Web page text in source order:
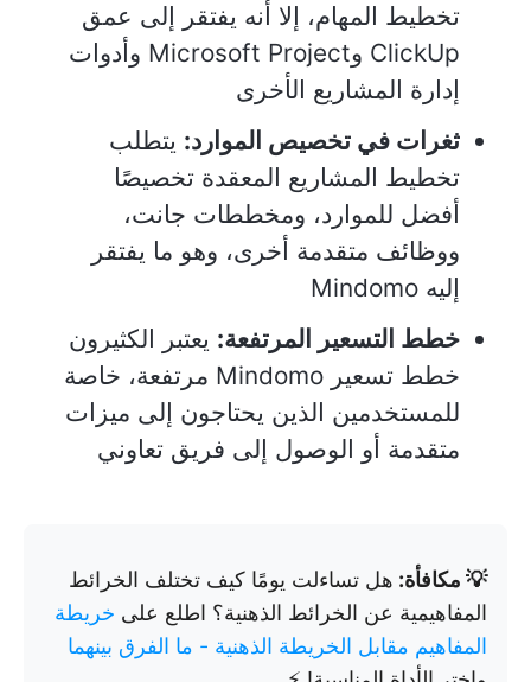
تخطيط المهام، إلا أنه يفتقر إلى عمق
ClickUp وMicrosoft Project وأدوات
إدارة المشاريع الأخرى
ثغرات في تخصيص الموارد: يتطلب
تخطيط المشاريع المعقدة تخصيصًا
أفضل للموارد، ومخططات جانت،
ووظائف متقدمة أخرى، وهو ما يفتقر
إليه Mindomo
خطط التسعير المرتفعة: يعتبر الكثيرون
خطط تسعير Mindomo مرتفعة، خاصة
للمستخدمين الذين يحتاجون إلى ميزات
متقدمة أو الوصول إلى فريق تعاوني
💡 مكافأة: هل تساءلت يومًا كيف تختلف الخرائط
المفاهيمية عن الخرائط الذهنية؟ اطلع على خريطة
المفاهيم مقابل الخريطة الذهنية - ما الفرق بينهما